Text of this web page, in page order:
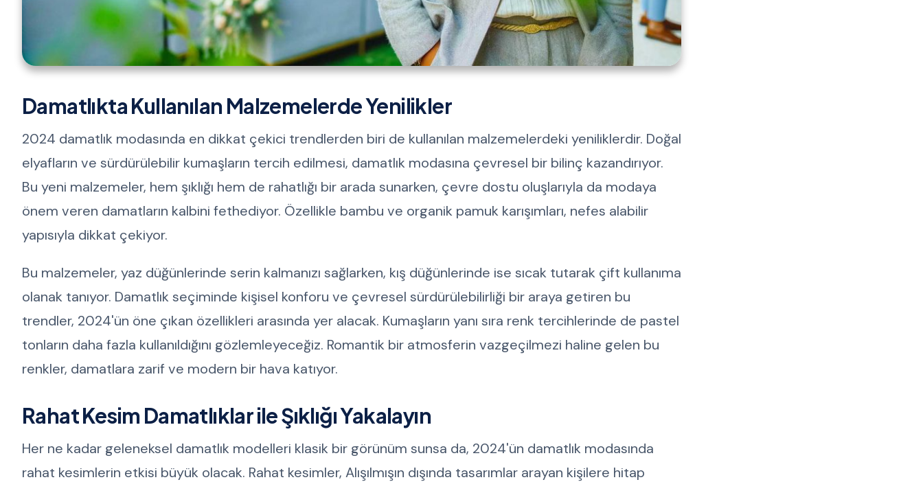
Damatlıkta Kullanılan Malzemelerde Yenilikler
2024 damatlık modasında en dikkat çekici trendlerden biri de kullanılan malzemelerdeki yeniliklerdir. Doğal
elyafların ve sürdürülebilir kumaşların tercih edilmesi, damatlık modasına çevresel bir bilinç kazandırıyor.
Bu yeni malzemeler, hem şıklığı hem de rahatlığı bir arada sunarken, çevre dostu oluşlarıyla da modaya
önem veren damatların kalbini fethediyor. Özellikle bambu ve organik pamuk karışımları, nefes alabilir
yapısıyla dikkat çekiyor.
Bu malzemeler, yaz düğünlerinde serin kalmanızı sağlarken, kış düğünlerinde ise sıcak tutarak çift kullanıma
olanak tanıyor. Damatlık seçiminde kişisel konforu ve çevresel sürdürülebilirliği bir araya getiren bu
trendler, 2024'ün öne çıkan özellikleri arasında yer alacak. Kumaşların yanı sıra renk tercihlerinde de pastel
tonların daha fazla kullanıldığını gözlemleyeceğiz. Romantik bir atmosferin vazgeçilmezi haline gelen bu
renkler, damatlara zarif ve modern bir hava katıyor.
Rahat Kesim Damatlıklar ile Şıklığı Yakalayın
Her ne kadar geleneksel damatlık modelleri klasik bir görünüm sunsa da, 2024'ün damatlık modasında
rahat kesimlerin etkisi büyük olacak. Rahat kesimler, Alışılmışın dışında tasarımlar arayan kişilere hitap